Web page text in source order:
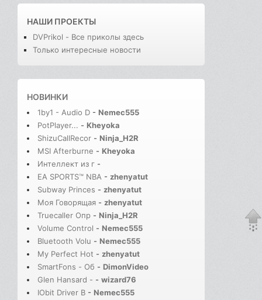
НАШИ ПРОЕКТЫ
DVPrikol - Все приколы здесь
Только интересные новости
НОВИНКИ
1by1 - Audio D - Nemec555
PotPlayer... - Kheyoka
ShizuCallRecor - Ninja_H2R
MSI Afterburne - Kheyoka
Интеллект из г -
EA SPORTS™ NBA - zhenyatut
Subway Princes - zhenyatut
Моя Говорящая - zhenyatut
Truecaller Опр - Ninja_H2R
Volume Control - Nemec555
Bluetooth Volu - Nemec555
My Perfect Hot - zhenyatut
SmartFons - Об - DimonVideo
Glen Hansard - - wizard76
IObit Driver B - Nemec555